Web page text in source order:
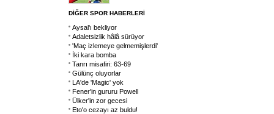
DİĞER SPOR HABERLERİ
Aysal'ı bekliyor
Adaletsizlik hâlâ sürüyor
'Maç izlemeye gelmemişlerdi'
İki kara bomba
Tanrı misafiri: 63-69
Gülünç oluyorlar
LA'de 'Magic' yok
Fener'in gururu Powell
Ülker'in zor gecesi
Eto'o cezayı az buldu!